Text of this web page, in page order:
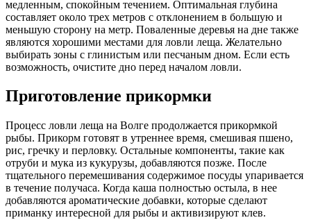
медленным, спокойным течением. Оптимальная глубина
составляет около трех метров с отклонением в большую и
меньшую сторону на метр. Поваленные деревья на дне также
являются хорошими местами для ловли леща. Желательно
выбирать зоны с глинистым или песчаным дном. Если есть
возможность, очистите дно перед началом ловли.
Приготовление прикормки
Процесс ловли леща на Волге продолжается прикормкой
рыбы. Прикорм готовят в утреннее время, смешивая пшено,
рис, гречку и перловку. Остальные компоненты, такие как
отруби и мука из кукурузы, добавляются позже. После
тщательного перемешивания содержимое посуды упаривается
в течение получаса. Когда каша полностью остыла, в нее
добавляются ароматические добавки, которые сделают
приманку интересной для рыбы и активизируют клев.